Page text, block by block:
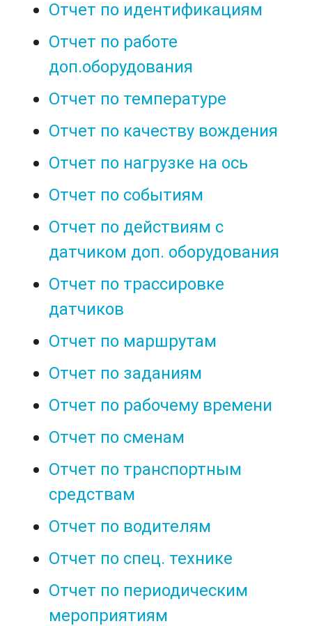
Отчет по идентификациям
Отчет по работе
доп.оборудования
Отчет по температуре
Отчет по качеству вождения
Отчет по нагрузке на ось
Отчет по событиям
Отчет по действиям с
датчиком доп. оборудования
Отчет по трассировке
датчиков
Отчет по маршрутам
Отчет по заданиям
Отчет по рабочему времени
Отчет по сменам
Отчет по транспортным
средствам
Отчет по водителям
Отчет по спец. технике
Отчет по периодическим
мероприятиям